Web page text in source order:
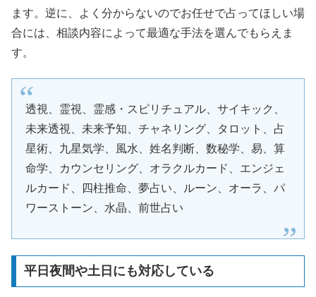
ます。逆に、よく分からないのでお任せで占ってほしい場
合には、相談内容によって最適な手法を選んでもらえま
す。
透視、霊視、霊感・スピリチュアル、サイキック、
未来透視、未来予知、チャネリング、タロット、占
星術、九星気学、風水、姓名判断、数秘学、易、算
命学、カウンセリング、オラクルカード、エンジェ
ルカード、四柱推命、夢占い、ルーン、オーラ、パ
ワーストーン、水晶、前世占い
平日夜間や土日にも対応している